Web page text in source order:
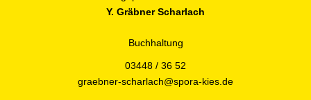
Y. Gräbner Scharlach
Buchhaltung
03448 / 36 52
graebner-scharlach@spora-kies.de